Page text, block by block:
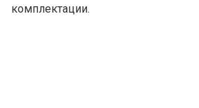
комплектации.